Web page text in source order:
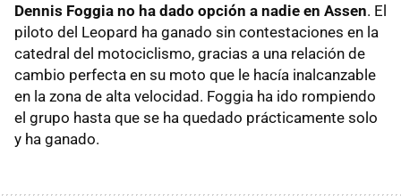
Dennis Foggia no ha dado opción a nadie en Assen. El
piloto del Leopard ha ganado sin contestaciones en la
catedral del motociclismo, gracias a una relación de
cambio perfecta en su moto que le hacía inalcanzable
en la zona de alta velocidad. Foggia ha ido rompiendo
el grupo hasta que se ha quedado prácticamente solo
y ha ganado.